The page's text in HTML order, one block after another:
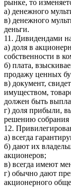
рынке, то
а) денежного
в) денежного
деньги.
11. Дивидендами
а) доля в
собственности в
б) плата,
продажу ценных
в) документ,
имуществом,
должен быть
г) доля прибыли,
решению собрания
12.
а) всегда
б) дают их
акционеров;
в) всегда имеют
г) обычно дают
акционерного